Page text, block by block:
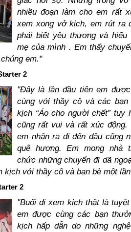
nhiều đoạn làm cho em rất
xem xong vở kịch, em rút ra
phải biết yêu thương và hiếu
mẹ của mình . Em thấy
em."
2
"Đây là lần đầu tiên em
cùng với thầy cô và các bạn
kịch “Áo cho người chết” tuy
cũng rất vui và rất xúc động.
em nhận ra đi đến đâu cũng
quê hương. Em mong nhà
chức những chuyến đi dã
kịch với thầy cô và bạn bè một
2
"Buổi đi xem kịch thật là
em được cùng các bạn
kịch hấp dẫn do những